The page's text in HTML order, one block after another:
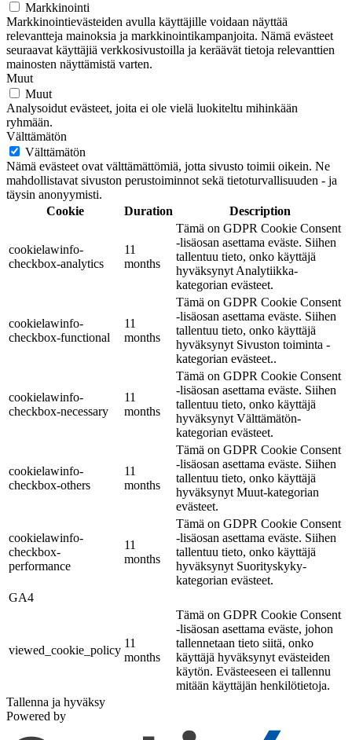
Markkinointi
Markkinointievästeiden avulla käyttäjille voidaan näyttää
relevantteja mainoksia ja markkinointikampanjoita. Nämä evästeet
seuraavat käyttäjiä verkkosivustoilla ja keräävät tietoja relevanttien
mainosten näyttämistä varten.
Muut
Muut
Analysoidut evästeet, joita ei ole vielä luokiteltu mihinkään
ryhmään.
Välttämätön
Välttämätön
Nämä evästeet ovat välttämättömiä, jotta sivusto toimii oikein. Ne
mahdollistavat sivuston perustoiminnot sekä tietoturvallisuuden - ja
täysin anonyymisti.
Cookie
Duration Description
cookielawinfo-
checkbox-analytics
11
months
Tämä on GDPR Cookie Consent
-lisäosan asettama eväste. Siihen
tallentuu tieto, onko käyttäjä
hyväksynyt Analytiikka-
kategorian evästeet.
cookielawinfo-
checkbox-functional
11
months
Tämä on GDPR Cookie Consent
-lisäosan asettama eväste. Siihen
tallentuu tieto, onko käyttäjä
hyväksynyt Sivuston toiminta -
kategorian evästeet..
cookielawinfo-
checkbox-necessary
11
months
Tämä on GDPR Cookie Consent
-lisäosan asettama eväste. Siihen
tallentuu tieto, onko käyttäjä
hyväksynyt Välttämätön-
kategorian evästeet.
cookielawinfo-
checkbox-others
11
months
Tämä on GDPR Cookie Consent
-lisäosan asettama eväste. Siihen
tallentuu tieto, onko käyttäjä
hyväksynyt Muut-kategorian
evästeet.
cookielawinfo-
checkbox-
performance
11
months
Tämä on GDPR Cookie Consent
-lisäosan asettama eväste. Siihen
tallentuu tieto, onko käyttäjä
hyväksynyt Suorityskyky-
kategorian evästeet.
GA4
viewed_cookie_policy
11
months
Tämä on GDPR Cookie Consent
-lisäosan asettama eväste, johon
tallennetaan tieto siitä, onko
käyttäjä hyväksynyt evästeiden
käytön. Evästeeseen ei tallennu
mitään käyttäjän henkilötietoja.
Tallenna ja hyväksy
Powered by